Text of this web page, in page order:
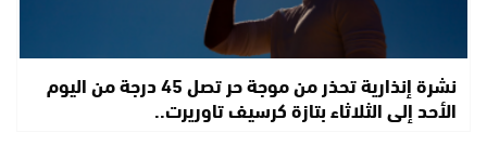
نشرة إنذارية تحذر من موجة حر تصل 45 درجة من اليوم
الأحد إلى الثلاثاء بتازة كرسيف تاوريرت..